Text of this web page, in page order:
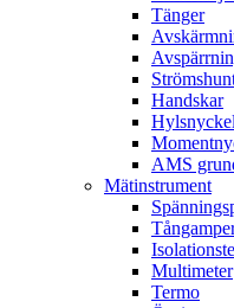
Tänger
Handskar
AMS
Mätinstrument
Multimeter
Termo